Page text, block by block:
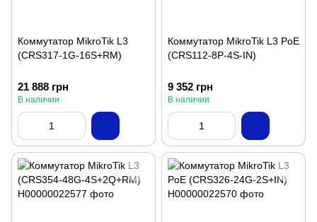
Коммутатор MikroTik L3
(CRS317-1G-16S+RM)
21 888 грн
В наличии
Коммутатор MikroTik L3 PoE
(CRS112-8P-4S-IN)
9 352 грн
В наличии